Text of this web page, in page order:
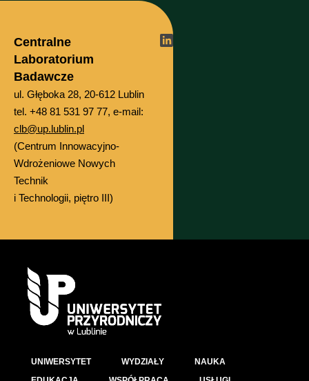
Centralne
Laboratorium
Badawcze
ul. Głęboka 28, 20-612 Lublin
tel. +48 81 531 97 77, e-mail:
clb@up.lublin.pl
(Centrum Innowacyjno-
Wdrożeniowe Nowych
Technik
i Technologii, piętro III)
UNIWERSYTET WYDZIAŁY
NAUKA